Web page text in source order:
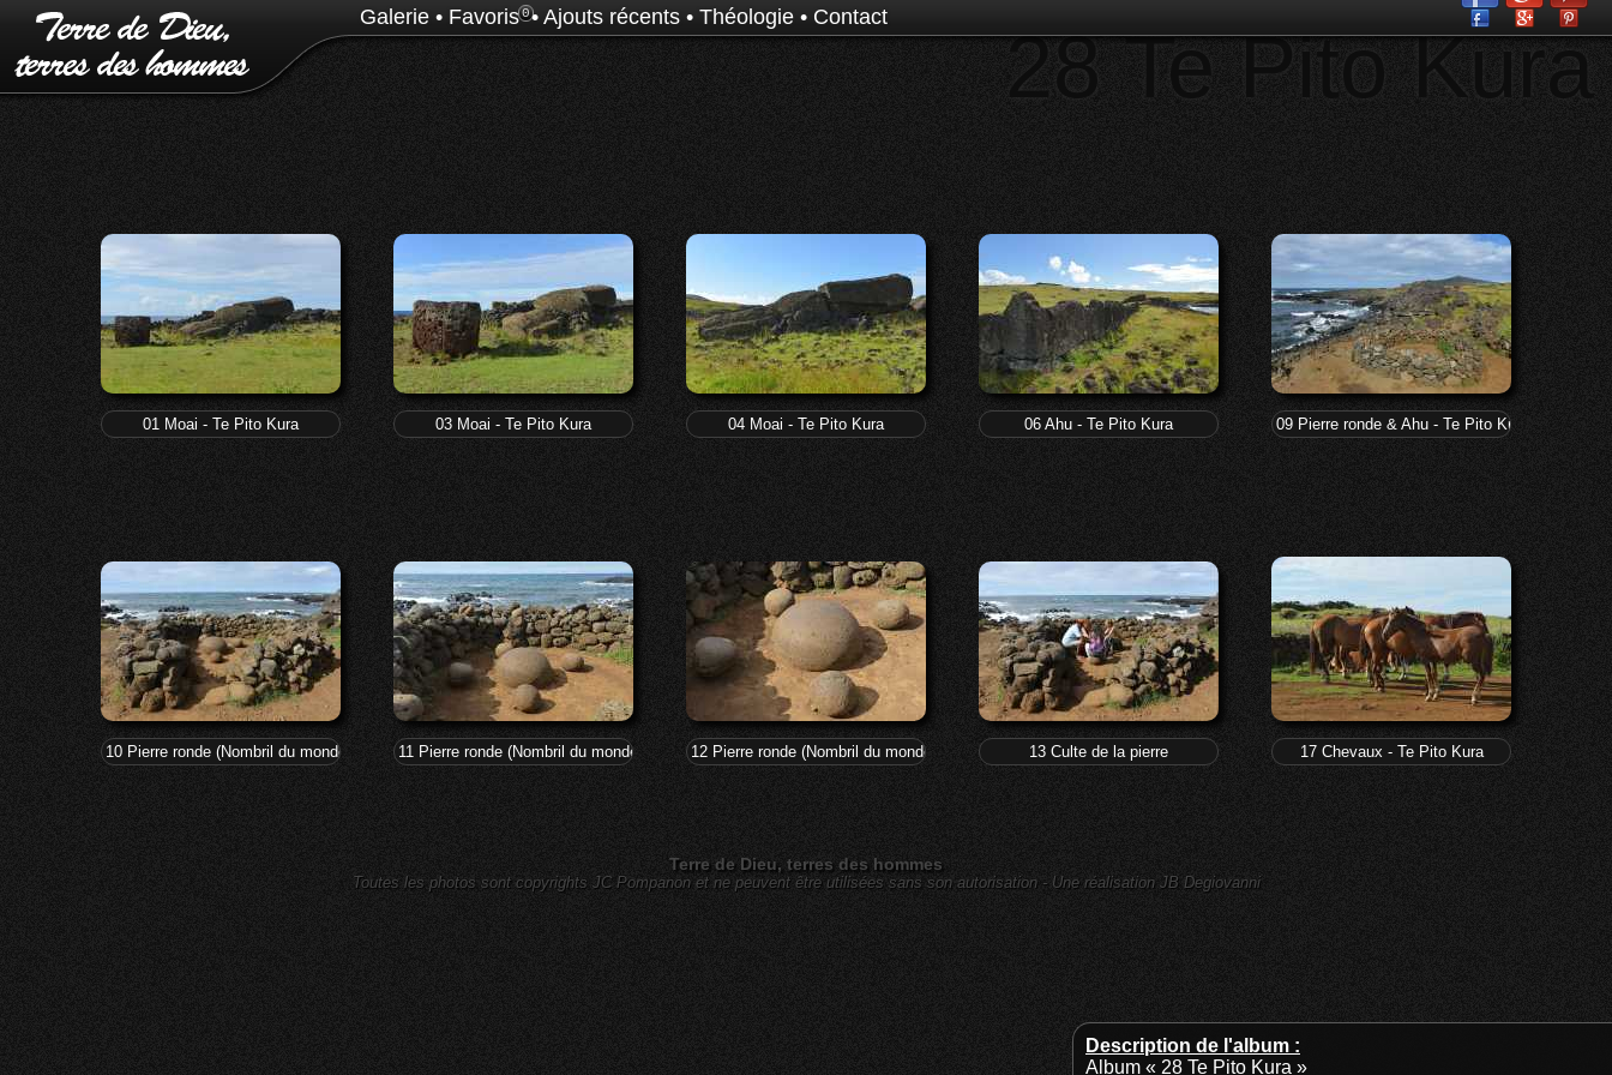
Galerie • Favoris0• Ajouts récents • Théologie • Contact
Description de l'album :
Album « 28 Te Pito Kura »
28 Te Pito Kura
01 Moai - Te Pito Kura 03 Moai - Te Pito Kura 04 Moai - Te Pito Kura 06 Ahu - Te Pito Kura 09 Pierre ronde & Ahu - Te Pito Kura
10 Pierre ronde (Nombril du monde pascuan) - Te Pito Kura11 Pierre ronde (Nombril du monde pascuan) - Te Pito Kura12 Pierre ronde (Nombril du monde pascuan) - Te Pito Kura13 Culte de la pierre 17 Chevaux - Te Pito Kura
Terre de Dieu, terres des hommes
Toutes les photos sont copyrights JC Pompanon et ne peuvent être utilisées sans son autorisation - Une réalisation JB Degiovanni